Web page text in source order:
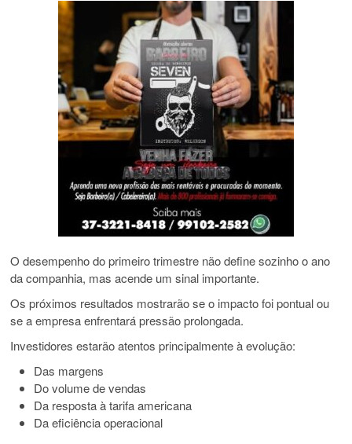
O desempenho do primeiro trimestre não define sozinho o ano
da companhia, mas acende um sinal importante.
Os próximos resultados mostrarão se o impacto foi pontual ou
se a empresa enfrentará pressão prolongada.
Investidores estarão atentos principalmente à evolução:
Das margens
Do volume de vendas
Da resposta à tarifa americana
Da eficiência operacional